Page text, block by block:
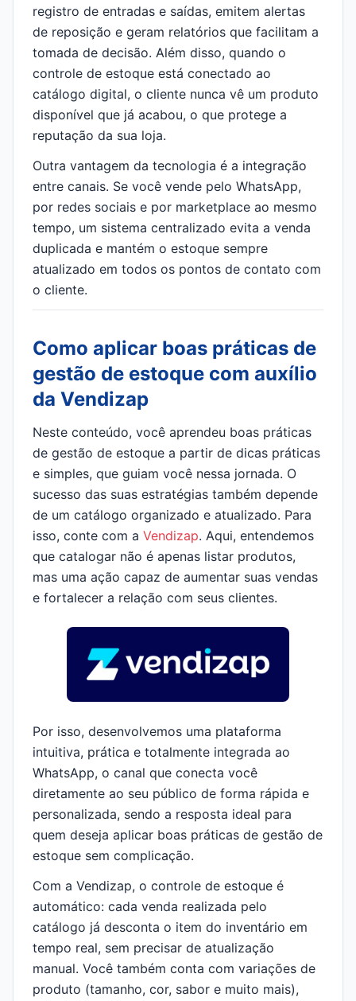
registro de entradas e saídas, emitem alertas
de reposição e geram relatórios que facilitam a
tomada de decisão. Além disso, quando o
controle de estoque está conectado ao
catálogo digital, o cliente nunca vê um produto
disponível que já acabou, o que protege a
reputação da sua loja.
Outra vantagem da tecnologia é a integração
entre canais. Se você vende pelo WhatsApp,
por redes sociais e por marketplace ao mesmo
tempo, um sistema centralizado evita a venda
duplicada e mantém o estoque sempre
atualizado em todos os pontos de contato com
o cliente.
Como aplicar boas práticas de
gestão de estoque com auxílio
da Vendizap
Neste conteúdo, você aprendeu boas práticas
de gestão de estoque a partir de dicas práticas
e simples, que guiam você nessa jornada. O
sucesso das suas estratégias também depende
de um catálogo organizado e atualizado. Para
isso, conte com a Vendizap. Aqui, entendemos
que catalogar não é apenas listar produtos,
mas uma ação capaz de aumentar suas vendas
e fortalecer a relação com seus clientes.
Por isso, desenvolvemos uma plataforma
intuitiva, prática e totalmente integrada ao
WhatsApp, o canal que conecta você
diretamente ao seu público de forma rápida e
personalizada, sendo a resposta ideal para
quem deseja aplicar boas práticas de gestão de
estoque sem complicação.
Com a Vendizap, o controle de estoque é
automático: cada venda realizada pelo
catálogo já desconta o item do inventário em
tempo real, sem precisar de atualização
manual. Você também conta com variações de
produto (tamanho, cor, sabor e muito mais),